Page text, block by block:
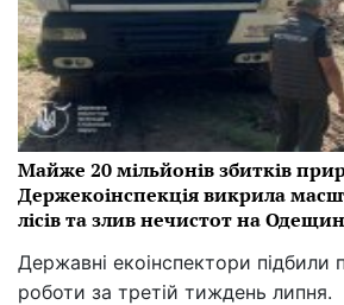
Майже 20 мільйонів збитків
Держекоінспекція викрила
лісів та злив нечистот на
Державні екоінспектори підбили
роботи за третій тиждень липня.